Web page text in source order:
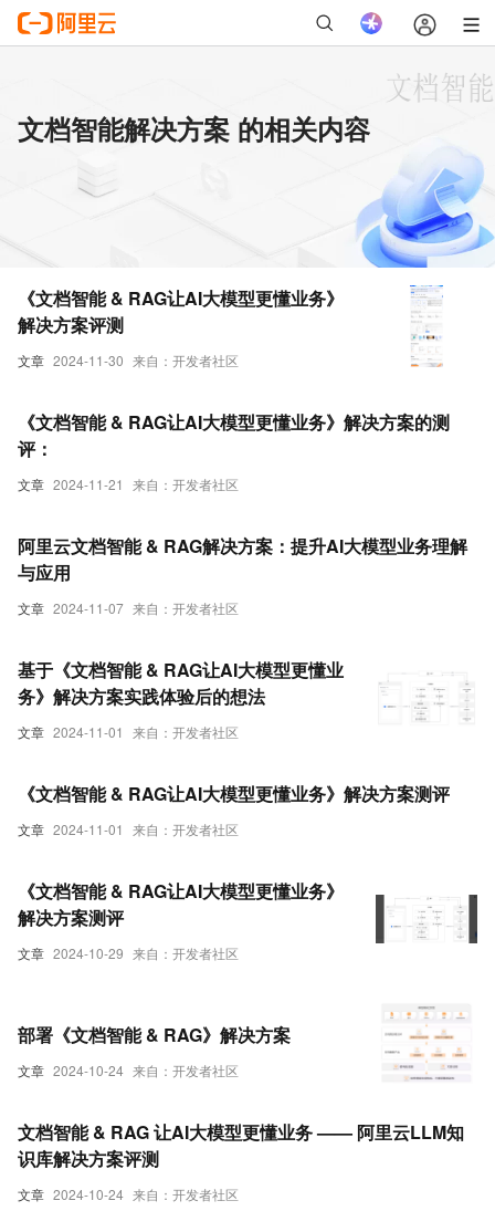
文档智能解决方案 的相关内容
文章 2024-11-30 来自：开发者社区
《文档智能 & RAG让AI大模型更懂业务》
解决方案评测
文章 2024-11-21 来自：开发者社区
《文档智能 & RAG让AI大模型更懂业务》解决方案的测
评：
文章 2024-11-07 来自：开发者社区
阿里云文档智能 & RAG解决方案：提升AI大模型业务理解
与应用
文章 2024-11-01 来自：开发者社区
基于《文档智能 & RAG让AI大模型更懂业
务》解决方案实践体验后的想法
文章 2024-11-01 来自：开发者社区
《文档智能 & RAG让AI大模型更懂业务》解决方案测评
文章 2024-10-29 来自：开发者社区
《文档智能 & RAG让AI大模型更懂业务》
解决方案测评
文章 2024-10-24 来自：开发者社区
部署《文档智能 & RAG》解决方案
文章 2024-10-24 来自：开发者社区
文档智能 & RAG 让AI大模型更懂业务 —— 阿里云LLM知
识库解决方案评测